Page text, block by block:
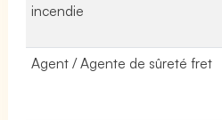
incendie
Agent / Agente de sûreté fret